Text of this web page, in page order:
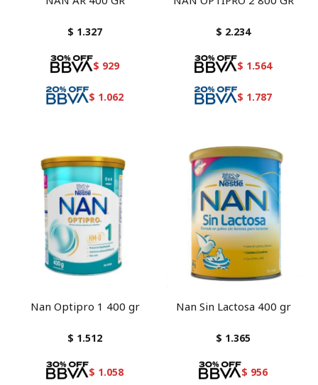
$ 1.327
$ 929
$ 1.062
$ 2.234
$ 1.564
$ 1.787
Nan Optipro 1 400 gr
$ 1.512
$ 1.058
Nan Sin Lactosa 400 gr
$ 1.365
$ 956